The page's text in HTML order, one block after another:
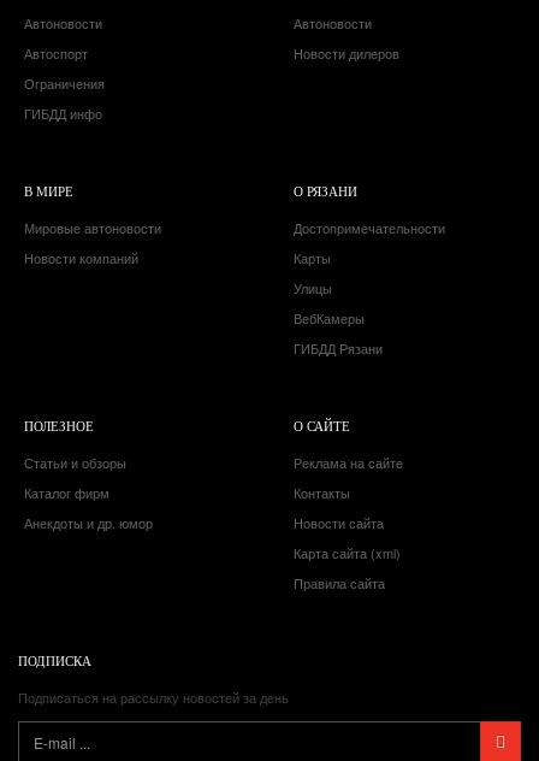
Автоновости
Автоспорт
Ограничения
ГИБДД инфо
Автоновости
Новости дилеров
В МИРЕ
Мировые автоновости
Новости компаний
О РЯЗАНИ
Достопримечательности
Карты
Улицы
ВебКамеры
ГИБДД Рязани
ПОЛЕЗНОЕ
Статьи и обзоры
Каталог фирм
Анекдоты и др. юмор
О САЙТЕ
Реклама на сайте
Контакты
Новости сайта
Карта сайта (xml)
Правила сайта
ПОДПИСКА
Подписаться на рассылку новостей за день